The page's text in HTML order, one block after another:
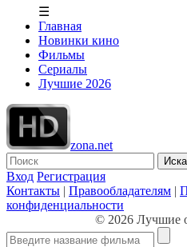
☰
Главная
Новинки кино
Фильмы
Сериалы
Лучшие 2026
zona.net
Вход Регистрация
Контакты | Правообладателям |
конфиденциальности
© 2026 Лучшие